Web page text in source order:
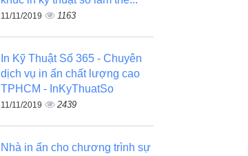
11/11/2019 1163
In Kỹ Thuật Số 365 - Chuyên
dịch vụ in ấn chất lượng cao
TPHCM - InKyThuatSo
11/11/2019 2439
Nhà in ấn cho chương trình sự